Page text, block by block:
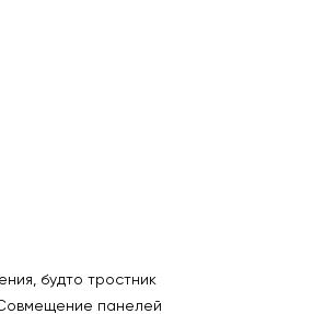
будто тростник
Совмещение панелей